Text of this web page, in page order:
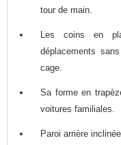
tour de main.
Les coins en
déplacements
cage.
Sa forme en
voitures familiales.
Paroi arrière